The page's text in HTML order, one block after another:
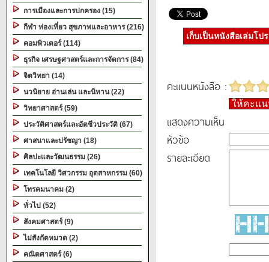
การเมืองและการปกครอง (15)
กีฬา ท่องเที่ยว สุขภาพและอาหาร (216)
คอมพิวเตอร์ (114)
ธุรกิจ เศรษฐศาสตร์และการจัดการ (84)
จิตวิทยา (14)
นวนิยาย อ่านเล่น และนิทาน (22)
วิทยาศาสตร์ (59)
ประวัติศาสตร์และอัตชีวประวัติ (67)
ศาสนาและปรัชญา (18)
ศิลปะและวัฒนธรรม (26)
เทคโนโลยี วิศวกรรม อุตสาหกรรม (60)
โทรคมนาคม (2)
ทั่วไป (52)
สังคมศาสตร์ (9)
ไม่สังกัดหมวด (2)
คณิตศาสตร์ (6)
เก็บเป็นหนังสือเล่มโป
คะแนนหนังสือ :
ให้คะแ
แสดงความเห็น
หัวข้อ
รายละเอียด